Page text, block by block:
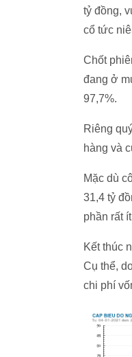
tỷ đồng,
cổ tức
Chốt
đang ở
97,7%.
Riêng
hàng và
Mặc dù
31,4 tỷ
phần rất
Kết thúc
Cụ thể,
chi phí